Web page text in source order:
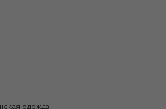
одежда